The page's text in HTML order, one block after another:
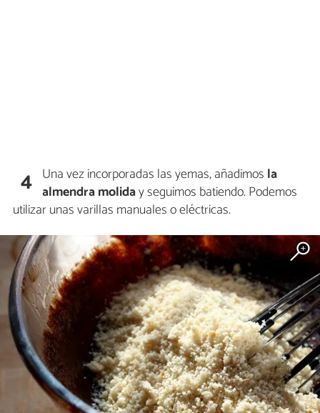
4 Una vez incorporadas las yemas, añadimos la
almendra moliday seguimos batiendo. Podemos
utilizar unas varillas manuales o eléctricas.